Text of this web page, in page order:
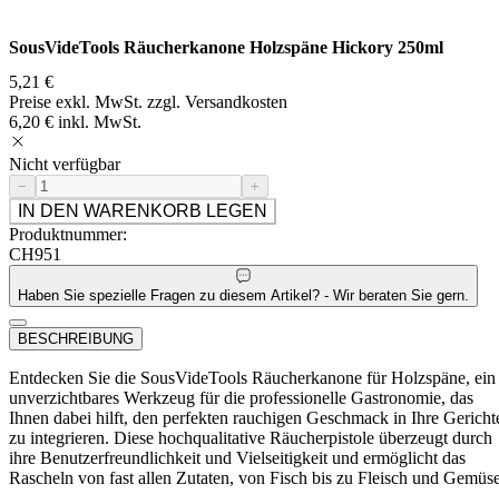
SousVideTools Räucherkanone Holzspäne Hickory 250ml
5,21 €
Preise exkl. MwSt. zzgl. Versandkosten
6,20 € inkl. MwSt.
Nicht verfügbar
− +
IN DEN WARENKORB LEGEN
Produktnummer:
CH951
Haben Sie spezielle Fragen zu diesem Artikel? - Wir beraten Sie gern.
BESCHREIBUNG
Entdecken Sie die SousVideTools Räucherkanone für Holzspäne, ein
unverzichtbares Werkzeug für die professionelle Gastronomie, das
Ihnen dabei hilft, den perfekten rauchigen Geschmack in Ihre
zu integrieren. Diese hochqualitative Räucherpistole überzeugt durch
ihre Benutzerfreundlichkeit und Vielseitigkeit und ermöglicht das
Rascheln von fast allen Zutaten, von Fisch bis zu Fleisch und